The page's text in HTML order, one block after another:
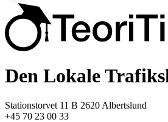
Den Lokale
Stationstorvet 11 B 2620 Albertslund
+45 70 23 00 33